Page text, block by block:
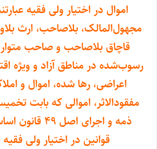
اموال در اختیار ولی فقیه
مجهول‌المالک، بلاصاحب، ارث
قاچاق بلاصاحب و صاحب
رسوب‌شده در مناطق آزاد و ویژه
اعراضی، رها شده، اموال و
مفقود‌الاثر، اموالی که بابت
ذمه و اجرای اصل
قوانین در اختیار ولی